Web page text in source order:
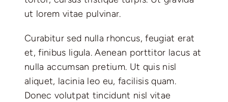
ut lorem vitae pulvinar.
Curabitur sed nulla rhoncus, feugiat erat
et, finibus ligula. Aenean porttitor lacus at
nulla accumsan pretium. Ut quis nisl
aliquet, lacinia leo eu, facilisis quam.
Donec volutpat tincidunt nisl vitae